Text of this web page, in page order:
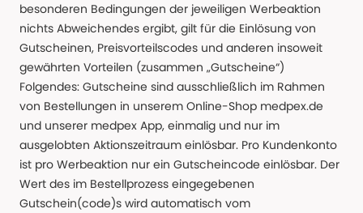
besonderen Bedingungen der jeweiligen Werbeaktion
nichts Abweichendes ergibt, gilt für die Einlösung von
Gutscheinen, Preisvorteilscodes und anderen insoweit
gewährten Vorteilen (zusammen „Gutscheine“)
Folgendes: Gutscheine sind ausschließlich im Rahmen
von Bestellungen in unserem Online-Shop medpex.de
und unserer medpex App, einmalig und nur im
ausgelobten Aktionszeitraum einlösbar. Pro Kundenkonto
ist pro Werbeaktion nur ein Gutscheincode einlösbar. Der
Wert des im Bestellprozess eingegebenen
Gutschein(code)s wird automatisch vom